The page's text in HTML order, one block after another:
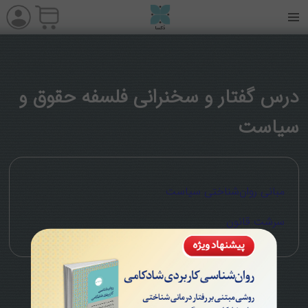
درس گفتار و سخنرانی فلسفه حقوق و
سیاست
مبانی روان‌شناختی سیاست
سرشت قانون